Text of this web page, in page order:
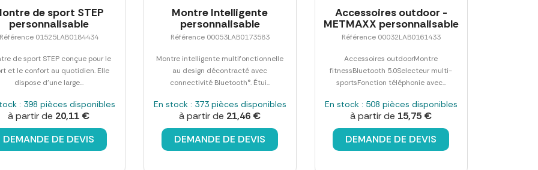
de sport STEP
personnalisable
01525LAB0184434
de sport STEP conçue pour le
et le confort au quotidien. Elle
dispose d'une large...
: 398 pièces disponibles
à partir de 20,11 €
DEMANDE DE DEVIS
Montre Intelligente
personnalisable
Référence 00053LAB0173583
Montre intelligente multifonctionnelle
au design décontracté avec
connectivité Bluetooth®. Étui...
En stock : 373 pièces disponibles
à partir de 21,46 €
DEMANDE DE DEVIS
Accessoires outdoor -
METMAXX personnalisable
Référence 00032LAB0161433
Accessoires outdoorMontre
fitnessBluetooth 5.0Selecteur multi-
sportsFonction téléphonie avec...
En stock : 508 pièces disponibles
à partir de 15,75 €
DEMANDE DE DEVIS